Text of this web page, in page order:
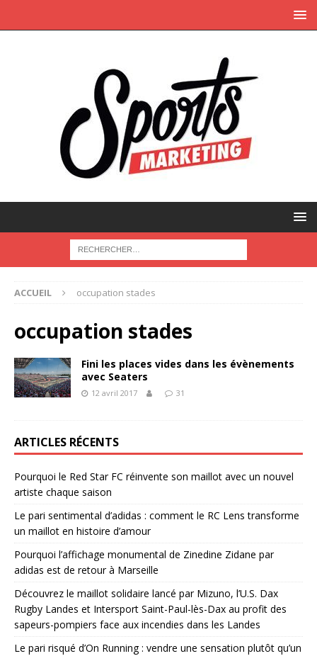
ACCUEIL occupation stades
occupation stades
Fini les places vides dans les évènements
avec Seaters
12 avril 2017 31
ARTICLES RÉCENTS
Pourquoi le Red Star FC réinvente son maillot avec un nouvel
artiste chaque saison
Le pari sentimental d’adidas : comment le RC Lens transforme
un maillot en histoire d’amour
Pourquoi l’affichage monumental de Zinedine Zidane par
adidas est de retour à Marseille
Découvrez le maillot solidaire lancé par Mizuno, l’U.S. Dax
Rugby Landes et Intersport Saint-Paul-lès-Dax au profit des
sapeurs-pompiers face aux incendies dans les Landes
Le pari risqué d’On Running : vendre une sensation plutôt qu’un